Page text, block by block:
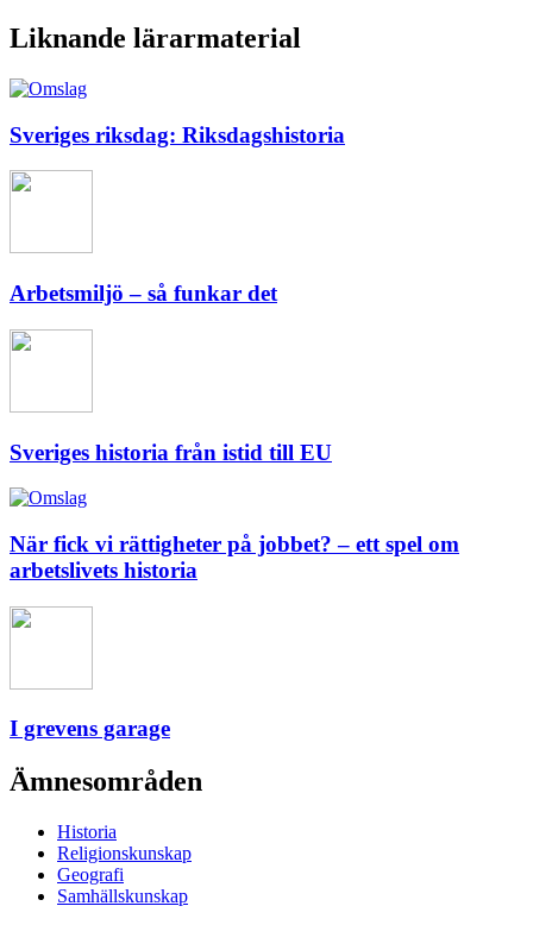
Liknande lärarmaterial
Sveriges riksdag: Riksdagshistoria
Arbetsmiljö – så funkar det
Sveriges historia från istid till EU
När fick vi rättigheter på jobbet? – ett spel om
arbetslivets historia
I grevens garage
Ämnesområden
Historia
Religionskunskap
Geografi
Samhällskunskap